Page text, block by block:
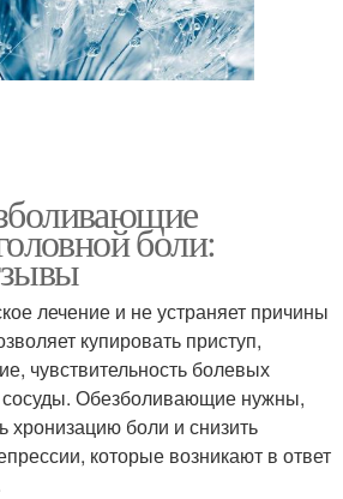
боли:
лечение и не устраняет причины
купировать приступ,
чувствительность болевых
сосуды. Обезболивающие нужны,
хронизацию боли и снизить
которые возникают в ответ